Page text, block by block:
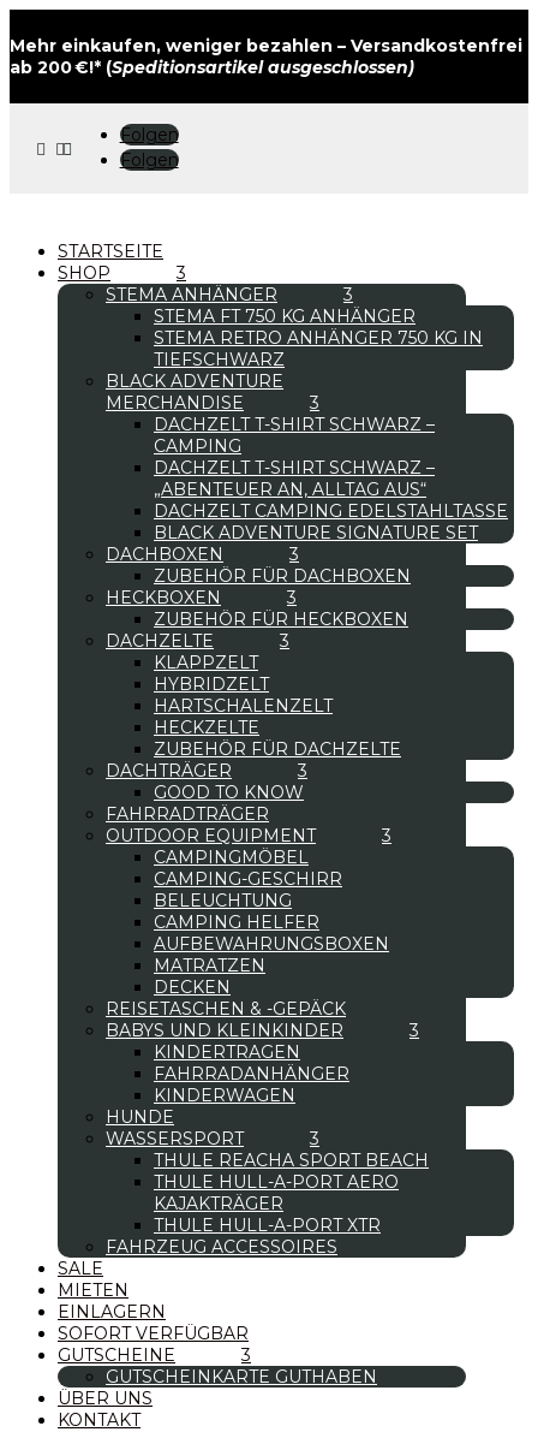
Mehr einkaufen, weniger bezahlen – Versandkostenfrei
ab 200 €!* (Speditionsartikel ausgeschlossen)
 
Folgen
Folgen
STARTSEITE
SHOP
STEMA ANHÄNGER
STEMA FT 750 KG ANHÄNGER
STEMA RETRO ANHÄNGER 750 KG IN
TIEFSCHWARZ
BLACK ADVENTURE
MERCHANDISE
DACHZELT T-SHIRT SCHWARZ –
CAMPING
DACHZELT T-SHIRT SCHWARZ –
„ABENTEUER AN, ALLTAG AUS“
DACHZELT CAMPING EDELSTAHLTASSE
BLACK ADVENTURE SIGNATURE SET
DACHBOXEN
ZUBEHÖR FÜR DACHBOXEN
HECKBOXEN
ZUBEHÖR FÜR HECKBOXEN
DACHZELTE
KLAPPZELT
HYBRIDZELT
HARTSCHALENZELT
HECKZELTE
ZUBEHÖR FÜR DACHZELTE
DACHTRÄGER
GOOD TO KNOW
FAHRRADTRÄGER
OUTDOOR EQUIPMENT
CAMPINGMÖBEL
CAMPING-GESCHIRR
BELEUCHTUNG
CAMPING HELFER
AUFBEWAHRUNGSBOXEN
MATRATZEN
DECKEN
REISETASCHEN & -GEPÄCK
BABYS UND KLEINKINDER
KINDERTRAGEN
FAHRRADANHÄNGER
KINDERWAGEN
HUNDE
WASSERSPORT
THULE REACHA SPORT BEACH
THULE HULL-A-PORT AERO
KAJAKTRÄGER
THULE HULL-A-PORT XTR
FAHRZEUG ACCESSOIRES
SALE
MIETEN
EINLAGERN
SOFORT VERFÜGBAR
GUTSCHEINE
GUTSCHEINKARTE GUTHABEN
ÜBER UNS
KONTAKT